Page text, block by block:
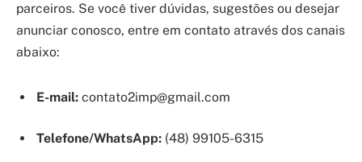
parceiros. Se você tiver dúvidas, sugestões ou desejar
anunciar conosco, entre em contato através dos canais
abaixo:
E-mail: contato2imp@gmail.com
Telefone/WhatsApp: (48) 99105-6315